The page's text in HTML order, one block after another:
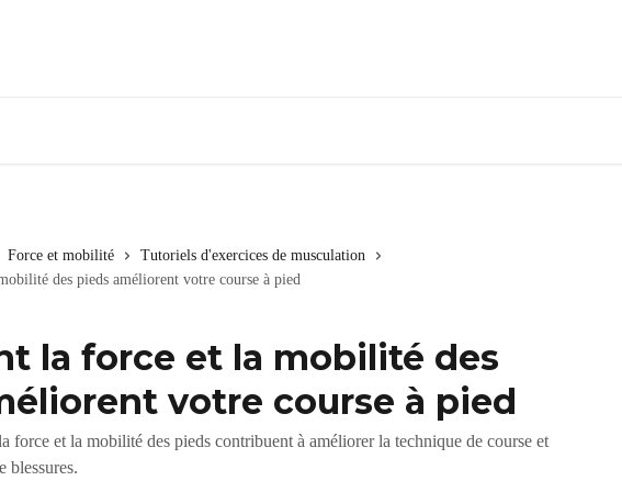
Force et mobilité
Tutoriels d'exercices de musculation
des pieds améliorent votre course à pied
la force et la mobilité des
votre course à pied
force et la mobilité des pieds contribuent à améliorer la technique de course et
blessures.